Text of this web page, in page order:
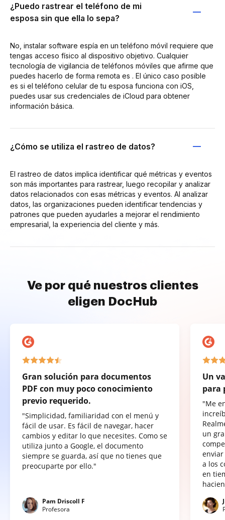
¿Puedo rastrear el teléfono de mi
esposa sin que ella lo sepa?
No, instalar software espía en un teléfono móvil requiere que
tengas acceso físico al dispositivo objetivo. Cualquier
tecnología de vigilancia de teléfonos móviles que afirme que
puedes hacerlo de forma remota es . El único caso posible
es si el teléfono celular de tu esposa funciona con iOS,
puedes usar sus credenciales de iCloud para obtener
información básica.
¿Cómo se utiliza el rastreo de datos?
El rastreo de datos implica identificar qué métricas y eventos
son más importantes para rastrear, luego recopilar y analizar
datos relacionados con esas métricas y eventos. Al analizar
datos, las organizaciones pueden identificar tendencias y
patrones que pueden ayudarles a mejorar el rendimiento
empresarial, la experiencia del cliente y más.
Ve por qué nuestros clientes
eligen DocHub
Gran solución para documentos
PDF con muy poco conocimiento
previo requerido.
"Simplicidad, familiaridad con el menú y
fácil de usar. Es fácil de navegar, hacer
cambios y editar lo que necesites. Como se
utiliza junto a Google, el documento
siempre se guarda, así que no tienes que
preocuparte por ello."
Pam Driscoll F
Profesora
Un
para
"Me
un
a los
en